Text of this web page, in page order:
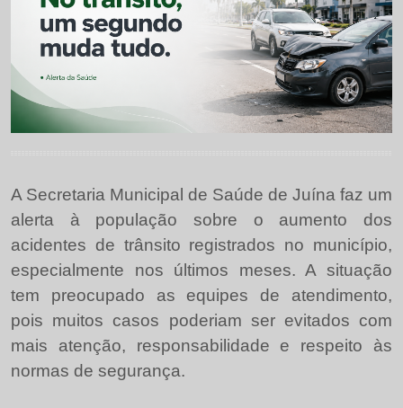
A Secretaria Municipal de Saúde de Juína faz um
alerta à população sobre o aumento dos
acidentes de trânsito registrados no município,
especialmente nos últimos meses. A situação
tem preocupado as equipes de atendimento,
pois muitos casos poderiam ser evitados com
mais atenção, responsabilidade e respeito às
normas de segurança.